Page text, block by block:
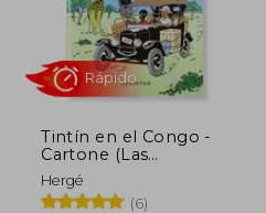
10%
Tintín en el Congo -
Cartone (Las
Aventuras de Tintin
Cartone)
Hergé
(6)